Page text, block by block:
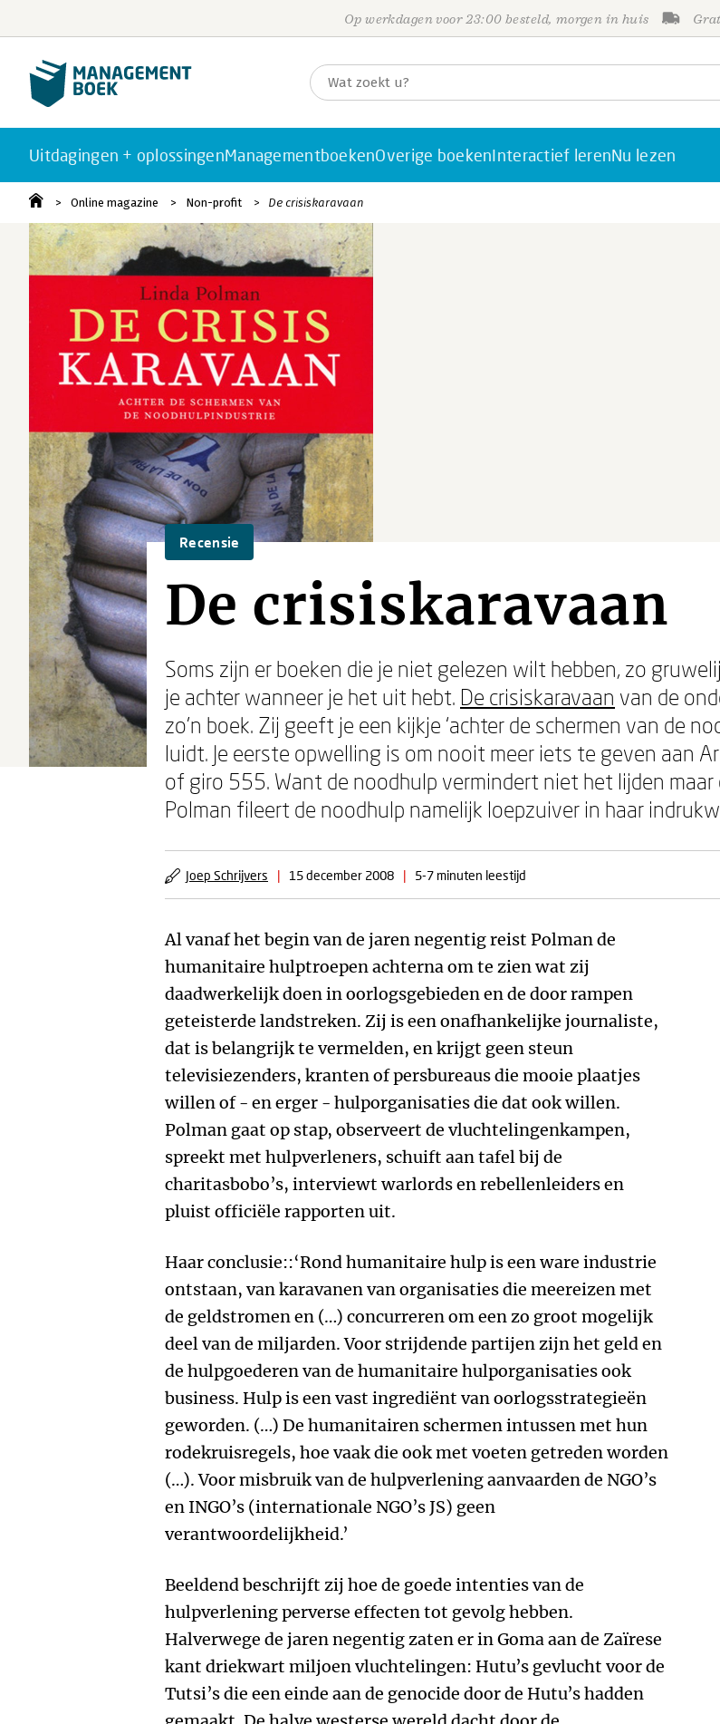
Op werkdagen voor 23:00 besteld, morgen in huis
Uitdagingen + oplossingenManagementboekenOverige boekenInteractief lerenNu lezen
Online magazine Non-profit De crisiskaravaan
Recensie
De crisiskaravaan
Soms zijn er boeken die je niet gelezen wilt hebben, zo
je achter wanneer je het uit hebt. De crisiskaravaan van de
zo’n boek. Zij geeft je een kijkje ‘achter de schermen van de
luidt. Je eerste opwelling is om nooit meer iets te geven aan
of giro 555. Want de noodhulp vermindert niet het lijden maar
Polman fileert de noodhulp namelijk loepzuiver in haar
Joep Schrijvers | 15 december 2008 | 5-7 minuten leestijd
Al vanaf het begin van de jaren negentig reist Polman de
humanitaire hulptroepen achterna om te zien wat zij
daadwerkelijk doen in oorlogsgebieden en de door rampen
geteisterde landstreken. Zij is een onafhankelijke journaliste,
dat is belangrijk te vermelden, en krijgt geen steun
televisiezenders, kranten of persbureaus die mooie plaatjes
willen of - en erger - hulporganisaties die dat ook willen.
Polman gaat op stap, observeert de vluchtelingenkampen,
spreekt met hulpverleners, schuift aan tafel bij de
charitasbobo’s, interviewt warlords en rebellenleiders en
pluist officiële rapporten uit.
Haar conclusie::‘Rond humanitaire hulp is een ware industrie
ontstaan, van karavanen van organisaties die meereizen met
de geldstromen en (…) concurreren om een zo groot mogelijk
deel van de miljarden. Voor strijdende partijen zijn het geld en
de hulpgoederen van de humanitaire hulporganisaties ook
business. Hulp is een vast ingrediënt van oorlogsstrategieën
geworden. (…) De humanitairen schermen intussen met hun
rodekruisregels, hoe vaak die ook met voeten getreden worden
(…). Voor misbruik van de hulpverlening aanvaarden de NGO’s
en INGO’s (internationale NGO’s JS) geen
verantwoordelijkheid.’
Beeldend beschrijft zij hoe de goede intenties van de
hulpverlening perverse effecten tot gevolg hebben.
Halverwege de jaren negentig zaten er in Goma aan de Zaïrese
kant driekwart miljoen vluchtelingen: Hutu’s gevlucht voor de
Tutsi’s die een einde aan de genocide door de Hutu’s hadden